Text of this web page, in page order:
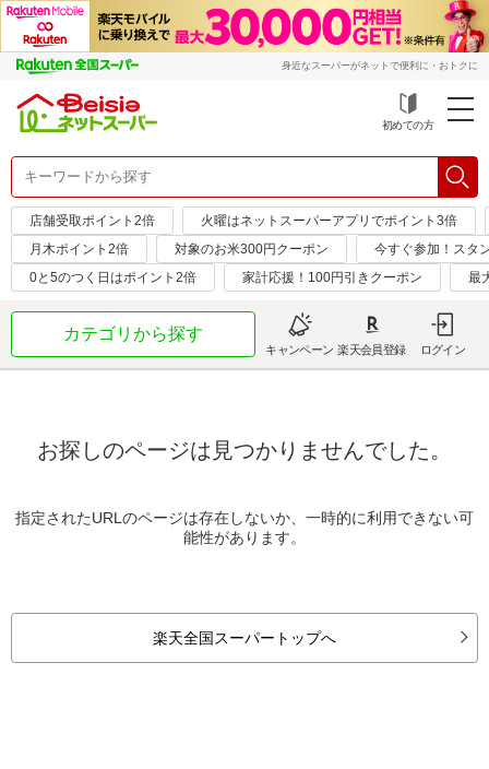
身近なスーパーがネットで便利に・おトクに
初めての方
店舗受取ポイント2倍
火曜はネットスーパーアプリでポイント3倍
月木ポイント2倍
対象のお米300円クーポン
今すぐ参加！スタ
0と5のつく日はポイント2倍
家計応援！100円引きクーポン 最
カテゴリから探す
キャンペーン 楽天会員登録 ログイン
お探しのページは見つかりませんでした。
指定されたURLのページは存在しないか、一時的に利用できない可
能性があります。
楽天全国スーパートップへ